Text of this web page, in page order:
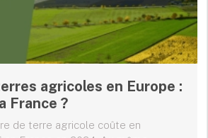
agricoles en Europe :
France ?
de terre agricole coûte en